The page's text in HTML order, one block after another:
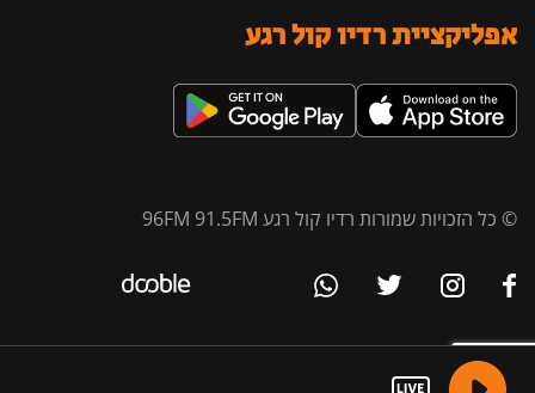
אפליקציית רדיו קול רגע
© כל הזכויות שמורות רדיו קול רגע 96FM 91.5FM